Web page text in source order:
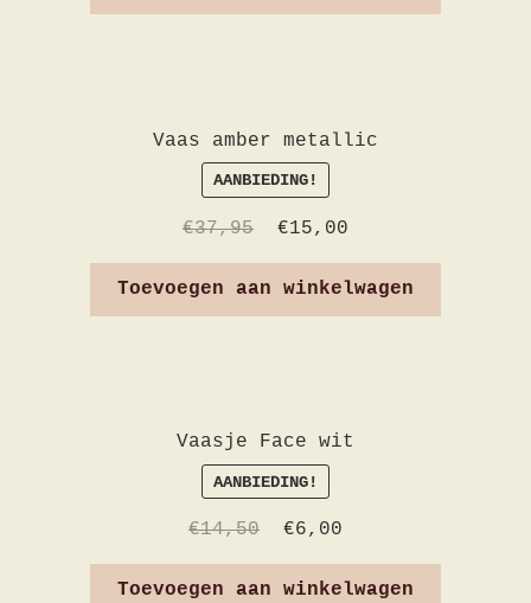
Vaas amber metallic
AANBIEDING!
€37,95 €15,00
Toevoegen aan winkelwagen
Vaasje Face wit
AANBIEDING!
€14,50 €6,00
Toevoegen aan winkelwagen